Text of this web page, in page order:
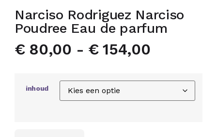
Narciso Rodriguez Narciso
Poudree Eau de parfum
€80,00 - €154,00
inhoud